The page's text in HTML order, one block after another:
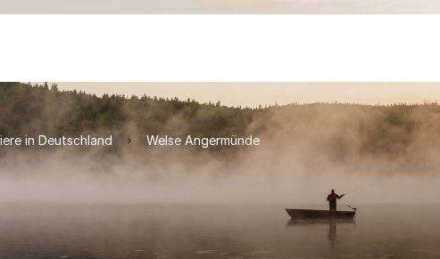
in Deutschland Welse Angermünde